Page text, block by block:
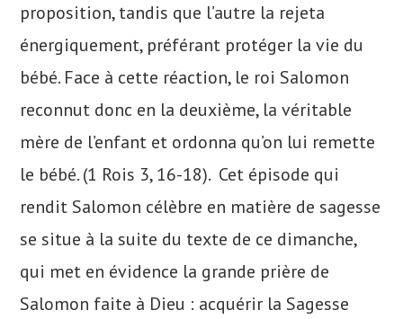
proposition, tandis que l’autre la rejeta
énergiquement, préférant protéger la vie du
bébé. Face à cette réaction, le roi Salomon
reconnut donc en la deuxième, la véritable
mère de l’enfant et ordonna qu’on lui remette
le bébé. (1 Rois 3, 16-18). Cet épisode qui
rendit Salomon célèbre en matière de sagesse
se situe à la suite du texte de ce dimanche,
qui met en évidence la grande prière de
Salomon faite à Dieu : acquérir la Sagesse